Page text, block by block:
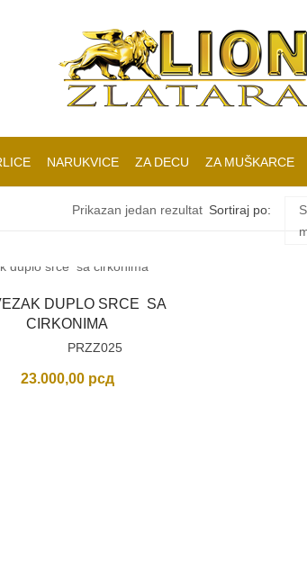
NARUKVICE ZA DECU ZA MUŠKARCE
Prikazan jedan rezultat Sortiraj po:
DUPLO SRCE SA
CIRKONIMA
PRZZ025
23.000,00 рсд